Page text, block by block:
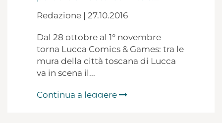
Redazione | 27.10.2016
Dal 28 ottobre al 1° novembre
torna Lucca Comics & Games: tra le
mura della città toscana di Lucca
va in scena il...
Continua a leggere